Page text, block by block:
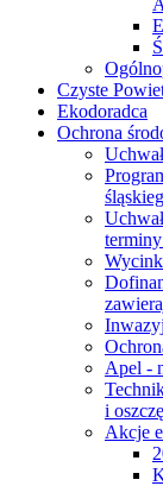
Czyste
Ekodoradca
Ochrona
terminy
Apel -
i
Akcje